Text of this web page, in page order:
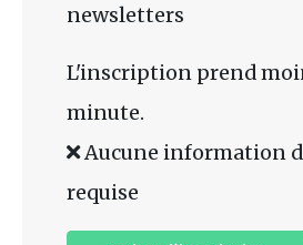
newsletters
L'inscription prend
minute.
Aucune information
requise